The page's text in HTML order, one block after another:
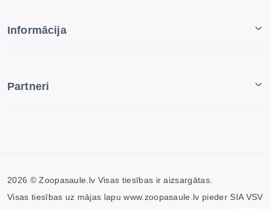
Informācija
Partneri
2026 © Zoopasaule.lv Visas tiesības ir aizsargātas.
Visas tiesības uz mājas lapu www.zoopasaule.lv pieder SIA VSV